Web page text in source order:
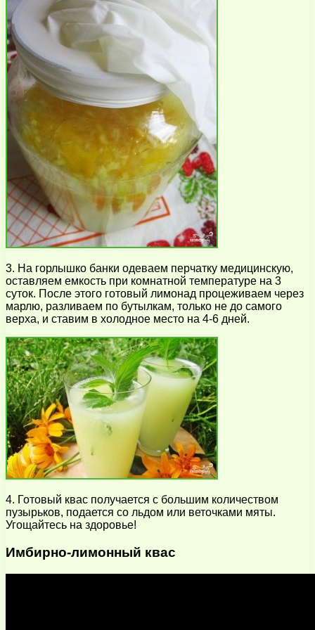
3. На горлышко банки одеваем перчатку медицинскую,
оставляем емкость при комнатной температуре на 3
суток. После этого готовый лимонад процеживаем через
марлю, разливаем по бутылкам, только не до самого
верха, и ставим в холодное место на 4-6 дней.
4. Готовый квас получается с большим количеством
пузырьков, подается со льдом или веточками мяты.
Угощайтесь на здоровье!
Имбирно-лимонный квас